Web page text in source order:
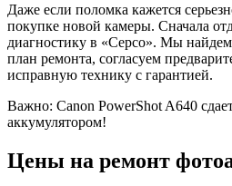
Даже если поломка кажется
покупке новой камеры. Сначала
диагностику в «Серсо». Мы
план ремонта, согласуем
исправную технику с гарантией.
Важно: Canon PowerShot A640
аккумулятором!
Цены на ремонт